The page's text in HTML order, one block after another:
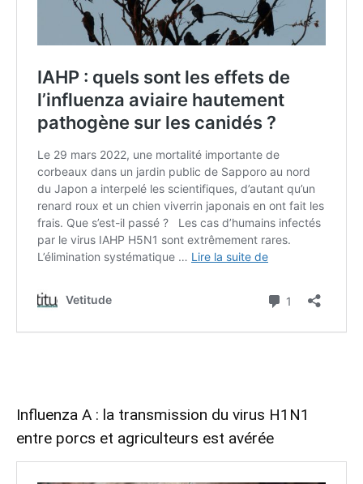
Influenza A : la transmission du virus H1N1
entre porcs et agriculteurs est avérée